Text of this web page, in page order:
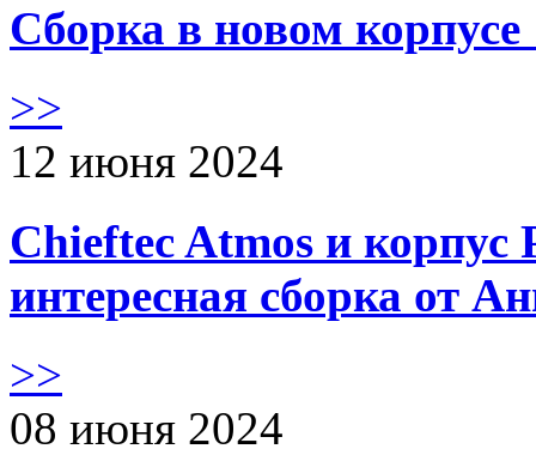
Сборка в новом
>>
12 июня 2024
Chieftec Atmos и корпус
интересная сборка от
>>
08 июня 2024